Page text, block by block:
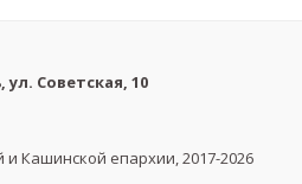
ул. Советская, 10
Кашинской епархии, 2017-2026